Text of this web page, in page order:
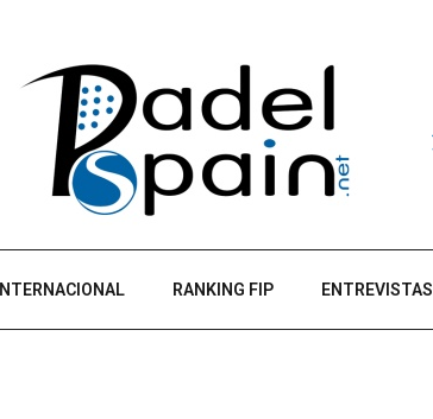
INTERNACIONAL RANKING FIP ENTREVISTAS